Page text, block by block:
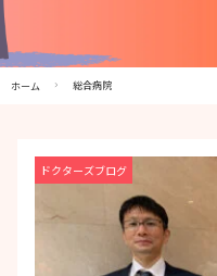
ホーム 総合病院
ドクターズブログ